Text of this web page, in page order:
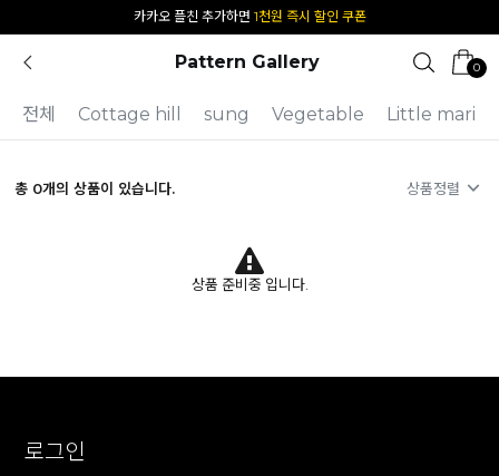
카카오 플친 추가하면 1천원 즉시 할인 쿠폰
Pattern Gallery 0
전체 Cottage hill sung Vegetable Little mari
총 0개의 상품이 있습니다. 상품정렬
상품 준비중 입니다.
로그인